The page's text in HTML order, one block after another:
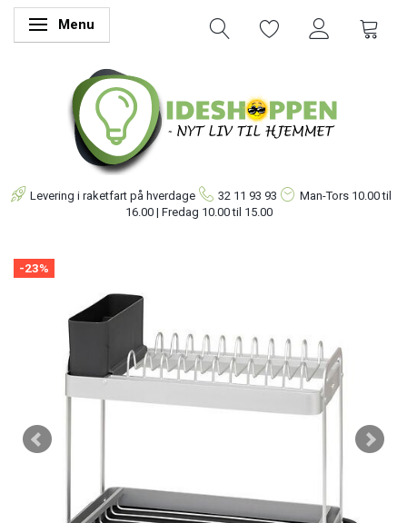
Skifte navigation
Menu
Levering i raketfart på hverdage 32 11 93 93 Man-Tors 10.00 til
16.00 | Fredag 10.00 til 15.00
-23%